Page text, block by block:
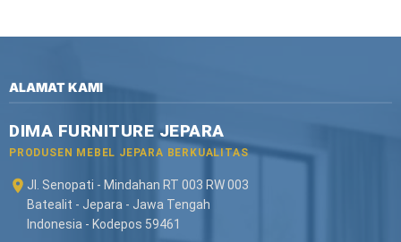
ALAMAT KAMI
DIMA FURNITURE JEPARA
PRODUSEN MEBEL JEPARA BERKUALITAS
Jl. Senopati - Mindahan RT 003 RW 003
Batealit - Jepara - Jawa Tengah
Indonesia - Kodepos 59461